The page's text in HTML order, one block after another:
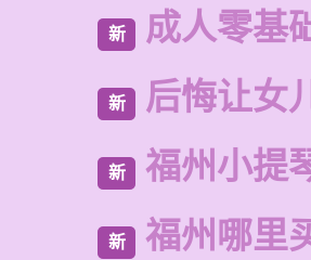
新 成人零基
新 后悔让女
新 福州小提
新 福州哪里